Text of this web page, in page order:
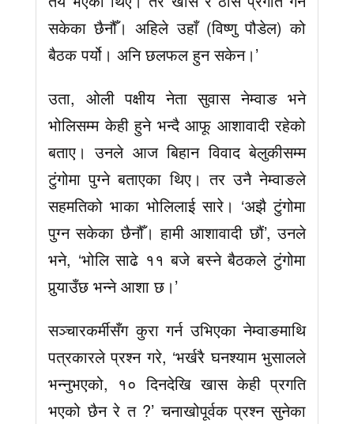
सकेका छैनौँ। अहिले उहाँ (विष्णु पौडेल) को
बैठक पर्यो। अनि छलफल हुन सकेन।’
उता, ओली पक्षीय नेता सुवास नेम्वाङ भने
भोलिसम्म केही हुने भन्दै आफू आशावादी रहेको
बताए। उनले आज बिहान विवाद बेलुकीसम्म
टुंगोमा पुग्ने बताएका थिए। तर उनै नेम्वाङले
सहमतिको भाका भोलिलाई सारे। ‘अझै टुंगोमा
पुग्न सकेका छैनौँ। हामी आशावादी छौं’, उनले
भने, ‘भोलि साढे ११ बजे बस्ने बैठकले टुंगोमा
पुर्‍याउँछ भन्ने आशा छ।’
सञ्चारकर्मीसँग कुरा गर्न उभिएका नेम्वाङमाथि
पत्रकारले प्रश्न गरे, ‘भर्खरै घनश्याम भुसालले
भन्नुभएको, १० दिनदेखि खास केही प्रगति
भएको छैन रे त ?’ चनाखोपूर्वक प्रश्न सुनेका